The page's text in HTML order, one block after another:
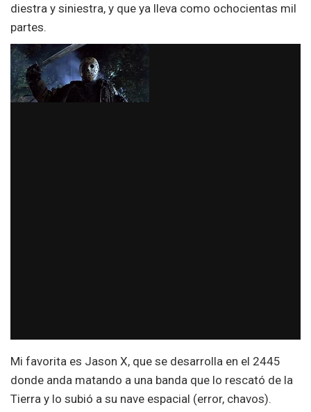
diestra y siniestra, y que ya lleva como ochocientas mil
partes.
Mi favorita es Jason X, que se desarrolla en el 2445
donde anda matando a una banda que lo rescató de la
Tierra y lo subió a su nave espacial (error, chavos).